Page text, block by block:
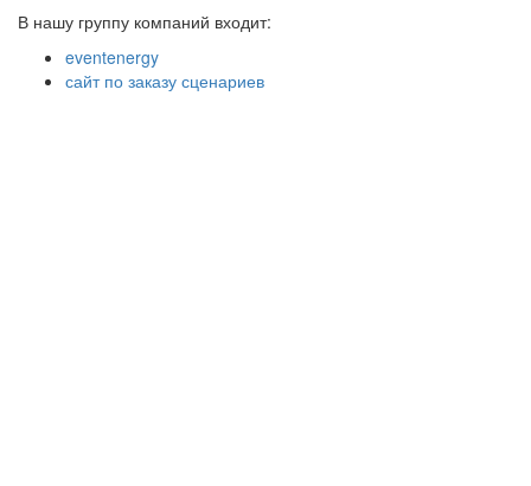
В нашу группу компаний входит:
eventenergy
сайт по заказу сценариев